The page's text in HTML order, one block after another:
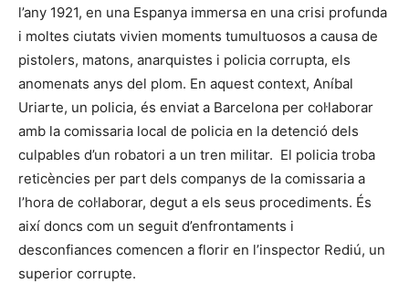
l’any 1921, en una Espanya immersa en una crisi profunda
i moltes ciutats vivien moments tumultuosos a causa de
pistolers, matons, anarquistes i policia corrupta, els
anomenats anys del plom. En aquest context, Aníbal
Uriarte, un policia, és enviat a Barcelona per col·laborar
amb la comissaria local de policia en la detenció dels
culpables d’un robatori a un tren militar. El policia troba
reticències per part dels companys de la comissaria a
l’hora de col·laborar, degut a els seus procediments. És
així doncs com un seguit d’enfrontaments i
desconfiances comencen a florir en l’inspector Rediú, un
superior corrupte.